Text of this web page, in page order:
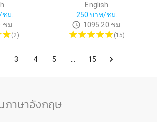
ม.
ชม.
(2)
English
250 บาท/ชม.
1095.20 ชม.
(15)
3 4 5 15
ภาษาอังกฤษ